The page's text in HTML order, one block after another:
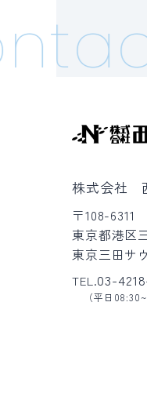
株式会社
〒108-6311
東京都港区
東京三田サ
TEL.03-
（平日